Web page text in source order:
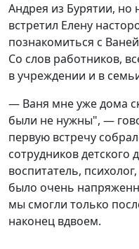
Андрея из Бурятии, но
встретил Елену
познакомиться с
Со слов работников,
в учреждении и в
— Ваня мне уже дома
были не нужны", —
первую встречу
сотрудников детского
воспитатель,
было очень
мы смогли только
наконец вдвоем.